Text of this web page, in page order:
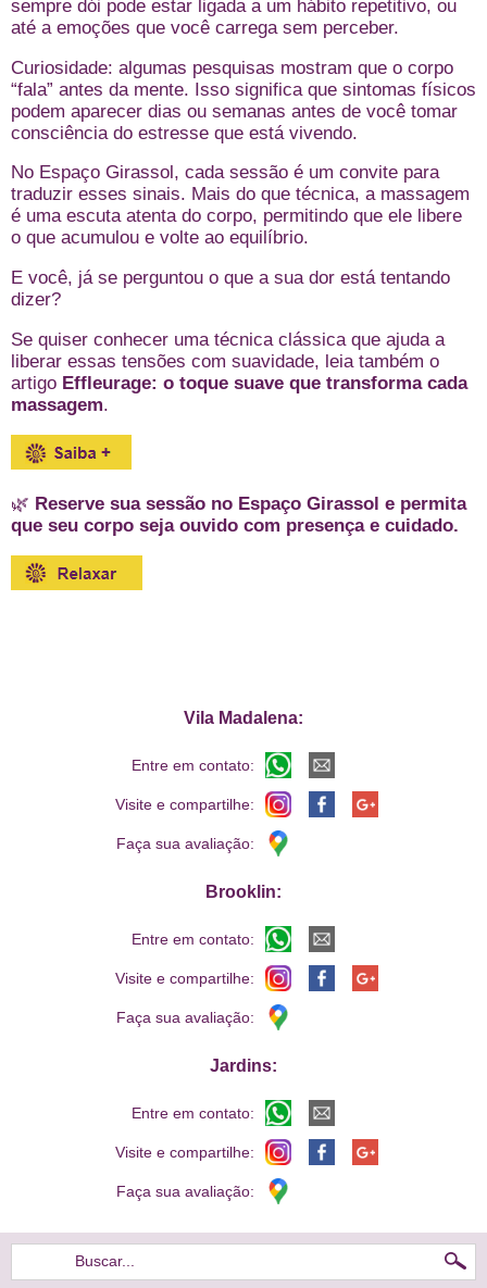
sempre dói pode estar ligada a um hábito repetitivo, ou
até a emoções que você carrega sem perceber.
Curiosidade: algumas pesquisas mostram que o corpo
“fala” antes da mente. Isso significa que sintomas físicos
podem aparecer dias ou semanas antes de você tomar
consciência do estresse que está vivendo.
No Espaço Girassol, cada sessão é um convite para
traduzir esses sinais. Mais do que técnica, a massagem
é uma escuta atenta do corpo, permitindo que ele libere
o que acumulou e volte ao equilíbrio.
E você, já se perguntou o que a sua dor está tentando
dizer?
Se quiser conhecer uma técnica clássica que ajuda a
liberar essas tensões com suavidade, leia também o
artigo Effleurage: o toque suave que transforma cada
massagem.
🌿 Reserve sua sessão no Espaço Girassol e permita
que seu corpo seja ouvido com presença e cuidado.
Vila Madalena:
Entre em contato:
Visite e compartilhe:
Faça sua avaliação:
Brooklin:
Entre em contato:
Visite e compartilhe:
Faça sua avaliação:
Jardins:
Entre em contato:
Visite e compartilhe:
Faça sua avaliação:
Buscar...